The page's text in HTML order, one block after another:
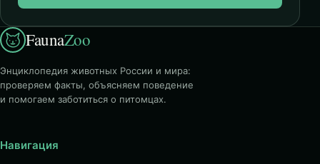
FaunaZoo
Энциклопедия животных России и мира:
проверяем факты, объясняем поведение
и помогаем заботиться о питомцах.
Навигация